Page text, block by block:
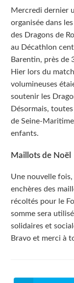
Mercredi dernier
organisée dans
des Dragons de
au Décathlon
Barentin, près de
Hier lors du
volumineuses
soutenir les
Désormais,
de Seine-
enfants.
Maillots de Noël
Une nouvelle
enchères des
récoltés pour le
somme sera
solidaires et
Bravo et merci à